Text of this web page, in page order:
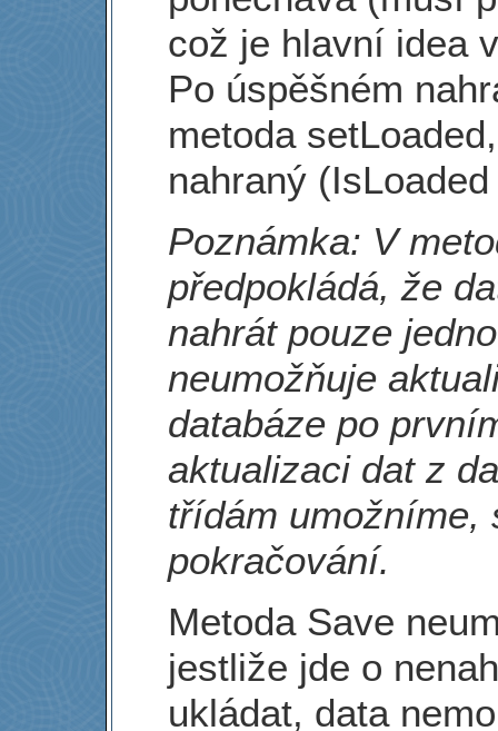
což je hlavní idea
Po úspěšném
metoda
nahraný
Poznámka: V
předpokládá, že
nahrát pouze
neumožňuje
databáze po
aktualizaci dat z
třídám umožníme,
pokračování.
Metoda Save
jestliže jde o
ukládat, data